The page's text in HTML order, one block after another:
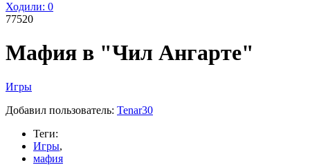
Ходили: 0
77520
Мафия в "Чил Ангарте"
Игры
Добавил пользователь: Tenar30
Теги:
Игры,
мафия